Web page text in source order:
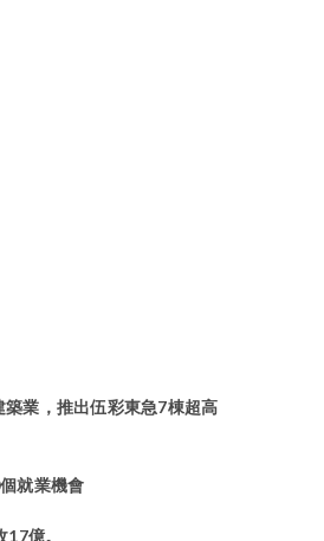
業，推出伍彩東急7棟超高
就業機會
億。